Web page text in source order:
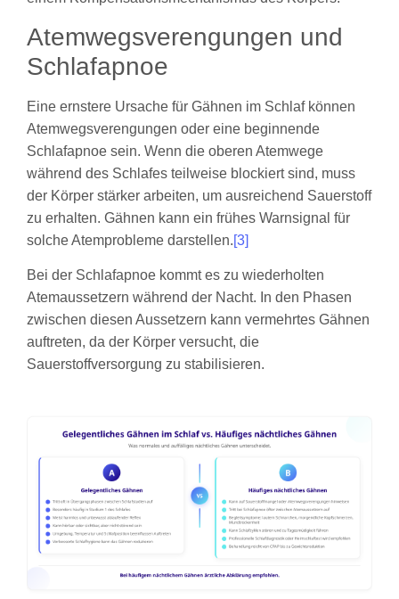
Atemwegsverengungen und
Schlafapnoe
Eine ernstere Ursache für Gähnen im Schlaf können
Atemwegsverengungen oder eine beginnende
Schlafapnoe sein. Wenn die oberen Atemwege
während des Schlafes teilweise blockiert sind, muss
der Körper stärker arbeiten, um ausreichend Sauerstoff
zu erhalten. Gähnen kann ein frühes Warnsignal für
solche Atemprobleme darstellen.[3]
Bei der Schlafapnoe kommt es zu wiederholten
Atemaussetzern während der Nacht. In den Phasen
zwischen diesen Aussetzern kann vermehrtes Gähnen
auftreten, da der Körper versucht, die
Sauerstoffversorgung zu stabilisieren.